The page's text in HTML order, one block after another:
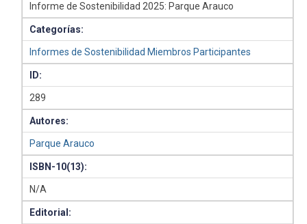
Informe de Sostenibilidad 2025: Parque Arauco
Categorías:
Informes de Sostenibilidad Miembros Participantes
ID:
289
Autores:
Parque Arauco
ISBN-10(13):
N/A
Editorial: